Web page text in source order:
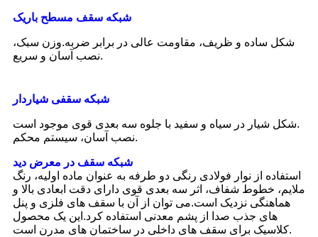
شبکه سقف مسطح باریک
شکل ساده و ظریف، مقاومت عالی در برابر ضربه.وزن سبک،
نصب آسان و سریع.
شبکه سقفی شیاردار
شکل شیار در سیاه و سفید با جلوه سه بعدی قوی موجود است.
نصب آسان، سیستم محکم.
شبکه سقف در معرض دید
استفاده از نوار فولادی رنگی دو طرفه به عنوان ماده اولیه، رنگ
ملایم، خطوط شفاف، اثر سه بعدی قوی دارای دقت ابعادی بالا و
هماهنگی نزدیک است.می توان از آن با سقف های فلزی و پنل
های جذب صدا از پشم معدنی استفاده کرد.این یک محصول
کلاسیک برای سقف های داخلی در ساختمان های مدرن است.